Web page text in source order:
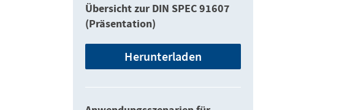
Übersicht zur DIN SPEC 91607
(Präsentation)
Herunterladen